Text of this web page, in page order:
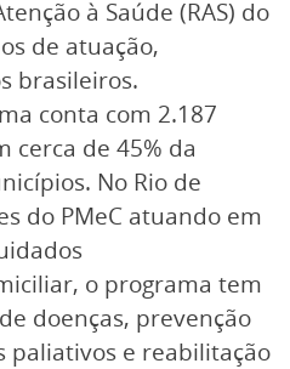
à Saúde (RAS) do
de atuação,
brasileiros.
conta com 2.187
cerca de 45% da
No Rio de
do PMeC atuando em
o programa tem
doenças, prevenção
paliativos e reabilitação